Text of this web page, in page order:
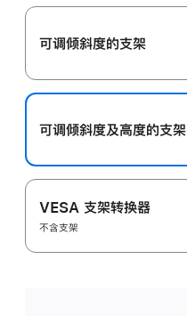
可调倾斜度的支架
可调倾斜度及高‍度的支‍架
VESA 支架转换器
不含支架